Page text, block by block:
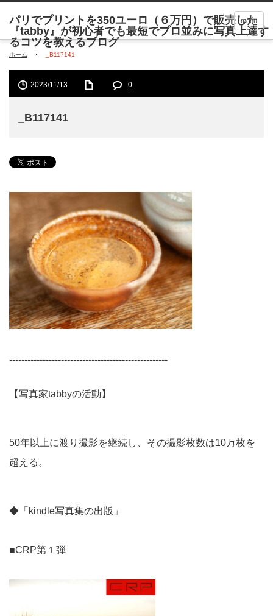
menu
ホーム _B117141
2023/11/13 0
_B117141
----------------------------------------------------
【写真家tabbyの活動】
50年以上に渡り撮影を継続し、その撮影枚数は10万枚を
超える。
◆「kindle写真集の出版」
■CRP第１弾